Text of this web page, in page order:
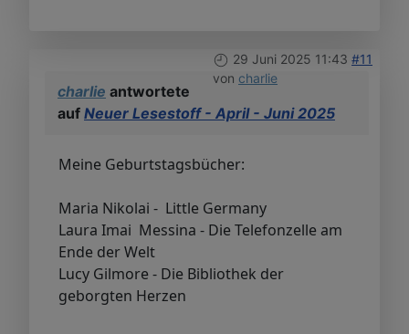
29 Juni 2025 11:43 #11
von charlie
charlie antwortete
auf Neuer Lesestoff - April - Juni 2025
Meine Geburtstagsbücher:
Maria Nikolai - Little Germany
Laura Imai Messina - Die Telefonzelle am
Ende der Welt
Lucy Gilmore - Die Bibliothek der
geborgten Herzen